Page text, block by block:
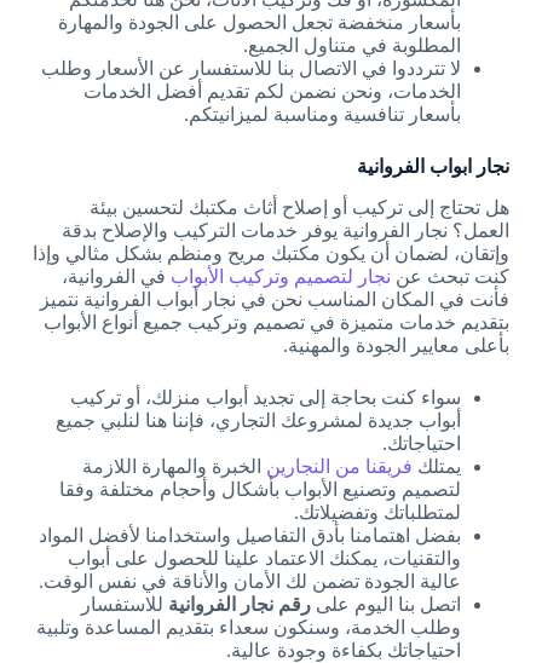
بأسعار منخفضة تجعل الحصول على الجودة والمهارة
المطلوبة في متناول الجميع.
لا تترددوا في الاتصال بنا للاستفسار عن الأسعار وطلب
الخدمات، ونحن نضمن لكم تقديم أفضل الخدمات
بأسعار تنافسية ومناسبة لميزانيتكم.
نجار ابواب الفروانية
هل تحتاج إلى تركيب أو إصلاح أثاث مكتبك لتحسين بيئة
العمل؟ نجار الفروانية يوفر خدمات التركيب والإصلاح بدقة
وإتقان، لضمان أن يكون مكتبك مريح ومنظم بشكل مثالي وإذا
كنت تبحث عن نجار لتصميم وتركيب الأبواب في الفروانية،
فأنت في المكان المناسب نحن في نجار أبواب الفروانية نتميز
بتقديم خدمات متميزة في تصميم وتركيب جميع أنواع الأبواب
بأعلى معايير الجودة والمهنية.
سواء كنت بحاجة إلى تجديد أبواب منزلك، أو تركيب
أبواب جديدة لمشروعك التجاري، فإننا هنا لنلبي جميع
احتياجاتك.
يمتلك فريقنا من النجارين الخبرة والمهارة اللازمة
لتصميم وتصنيع الأبواب بأشكال وأحجام مختلفة وفقا
لمتطلباتك وتفضيلاتك.
بفضل اهتمامنا بأدق التفاصيل واستخدامنا لأفضل المواد
والتقنيات، يمكنك الاعتماد علينا للحصول على أبواب
عالية الجودة تضمن لك الأمان والأناقة في نفس الوقت.
اتصل بنا اليوم على رقم نجار الفروانية للاستفسار
وطلب الخدمة، وسنكون سعداء بتقديم المساعدة وتلبية
احتياجاتك بكفاءة وجودة عالية.